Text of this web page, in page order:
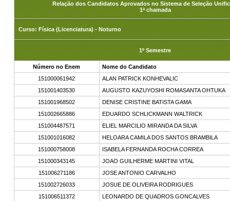
Relação dos Candidatos Aprovados no Sistema de Seleção
1ª chamada
Curso: Física (Licenciatura) - Noturno
1º Semestre
Número no Enem
Nome do Candidato
151000061942
ALAN PATRICK KONHEVALIC
151001403530
AUGUSTO KAZUYOSHI ROMASANTA OHTUKA
151001968502
DENISE CRISTINE BATISTA GAMA
151002665886
EDUARDO SCHLICKMANN WALTRICK
151004487571
ELIEL MARCILIO MIRANDA DA SILVA
151001016082
HELOARA CAMILA DOS SANTOS BRAMBILA
151000758008
ISABELA FERNANDA ROCHA CORREA
151000343145
JOAO GUILHERME MARTINI VITAL
151006271186
JOSE ANTONIO CARVALHO
151002726033
JOSUE DE OLIVEIRA RODRIGUES
151006511372
LEONARDO DE QUADROS GONCALVES